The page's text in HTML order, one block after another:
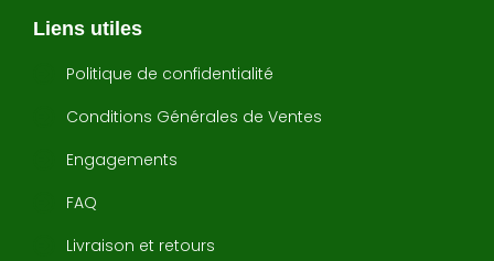
Liens utiles
Politique de confidentialité
Conditions Générales de Ventes
Engagements
FAQ
Livraison et retours